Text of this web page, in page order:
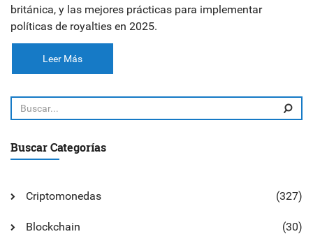
británica, y las mejores prácticas para implementar
políticas de royalties en 2025.
Leer Más
Buscar Categorías
Criptomonedas (327)
Blockchain (30)